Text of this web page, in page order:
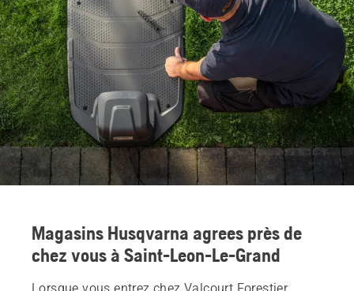
Magasins Husqvarna agrees près de
chez vous à Saint-Leon-Le-Grand